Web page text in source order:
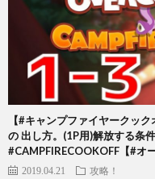
【#キャンプファイヤークッ
の 出し方。(1P用)解放する条
#CAMPFIRECOOKOFF【#オ
2019.04.21 攻略！